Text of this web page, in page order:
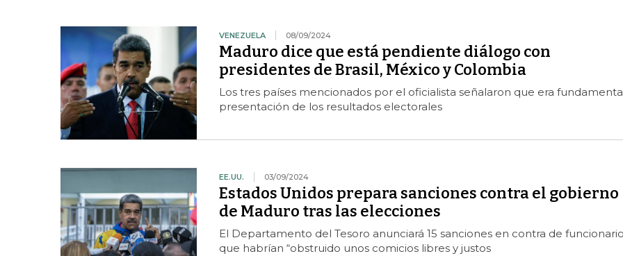
VENEZUELA 08/09/2024
Maduro dice que está pendiente diálogo con
presidentes de Brasil, México y Colombia
Los tres países mencionados por el oficialista señalaron que era
presentación de los resultados electorales
EE.UU. 03/09/2024
Estados Unidos prepara sanciones contra el gobierno
de Maduro tras las elecciones
El Departamento del Tesoro anunciará 15 sanciones en contra de
que habrían “obstruido unos comicios libres y justos